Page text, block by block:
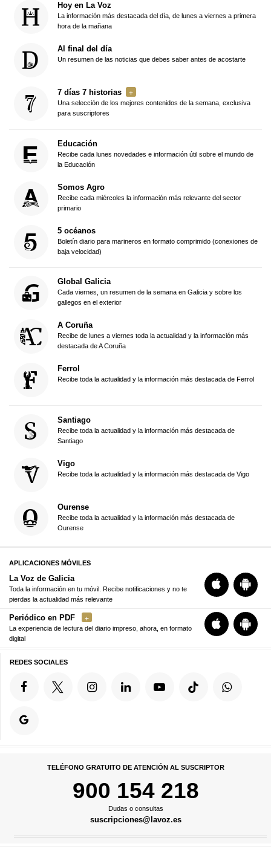
Hoy en La Voz
La información más destacada del día, de lunes a viernes a primera
hora de la mañana
Al final del día
Un resumen de las noticias que debes saber antes de acostarte
7 días 7 historias
Una selección de los mejores contenidos de la semana, exclusiva
para suscriptores
Educación
Recibe cada lunes novedades e información útil sobre el mundo de
la Educación
Somos Agro
Recibe cada miércoles la información más relevante del sector
primario
5 océanos
Boletín diario para marineros en formato comprimido (conexiones de
baja velocidad)
Global Galicia
Cada viernes, un resumen de la semana en Galicia y sobre los
gallegos en el exterior
A Coruña
Recibe de lunes a viernes toda la actualidad y la información más
destacada de A Coruña
Ferrol
Recibe toda la actualidad y la información más destacada de Ferrol
Santiago
Recibe toda la actualidad y la información más destacada de
Santiago
Vigo
Recibe toda la actualidad y la información más destacada de Vigo
Ourense
Recibe toda la actualidad y la información más destacada de
Ourense
APLICACIONES MÓVILES
La Voz de Galicia
Toda la información en tu móvil. Recibe notificaciones y no te
pierdas la actualidad más relevante
Periódico en PDF
La experiencia de lectura del diario impreso, ahora, en formato
digital
REDES SOCIALES
TELÉFONO GRATUITO DE ATENCIÓN AL SUSCRIPTOR
900 154 218
Dudas o consultas
suscripciones@lavoz.es